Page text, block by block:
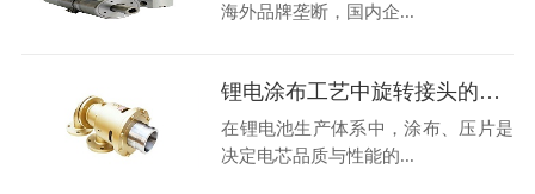
海外品牌垄断，国内企...
锂电涂布工艺中旋转接头的选型与运维避损方案
在锂电池生产体系中，涂布、压片是
决定电芯品质与性能的...